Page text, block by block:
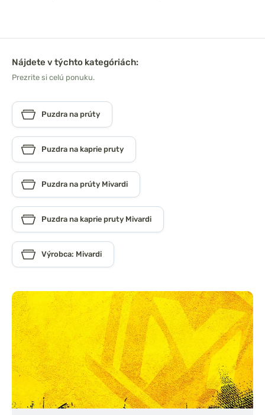
Nájdete v týchto kategóriách:
Prezrite si celú ponuku.
Puzdra na prúty
Puzdra na kaprie pruty
Puzdra na prúty Mivardi
Puzdra na kaprie pruty Mivardi
Výrobca: Mivardi